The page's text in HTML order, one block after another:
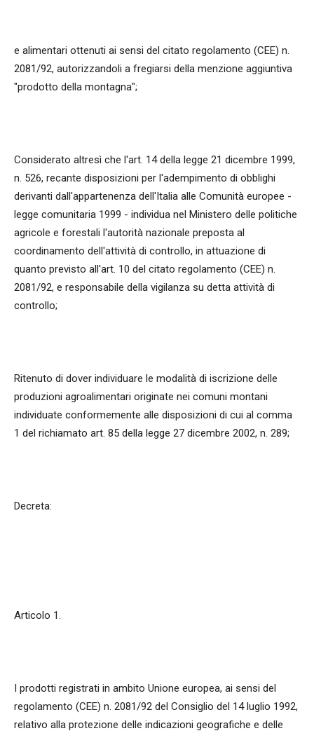
e alimentari ottenuti ai sensi del citato regolamento (CEE) n.
2081/92, autorizzandoli a fregiarsi della menzione aggiuntiva
"prodotto della montagna";
Considerato altresì che l'art. 14 della legge 21 dicembre 1999,
n. 526, recante disposizioni per l'adempimento di obblighi
derivanti dall'appartenenza dell'Italia alle Comunità europee -
legge comunitaria 1999 - individua nel Ministero delle politiche
agricole e forestali l'autorità nazionale preposta al
coordinamento dell'attività di controllo, in attuazione di
quanto previsto all'art. 10 del citato regolamento (CEE) n.
2081/92, e responsabile della vigilanza su detta attività di
controllo;
Ritenuto di dover individuare le modalità di iscrizione delle
produzioni agroalimentari originate nei comuni montani
individuate conformemente alle disposizioni di cui al comma
1 del richiamato art. 85 della legge 27 dicembre 2002, n. 289;
Decreta:
Articolo 1.
I prodotti registrati in ambito Unione europea, ai sensi del
regolamento (CEE) n. 2081/92 del Consiglio del 14 luglio 1992,
relativo alla protezione delle indicazioni geografiche e delle